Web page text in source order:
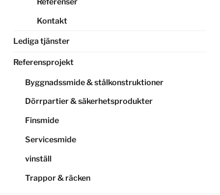
Kontakt
Lediga tjänster
Referensprojekt
Byggnadssmide & stålkonstruktioner
Dörrpartier & säkerhetsprodukter
Finsmide
Servicesmide
vinställ
Trappor & räcken